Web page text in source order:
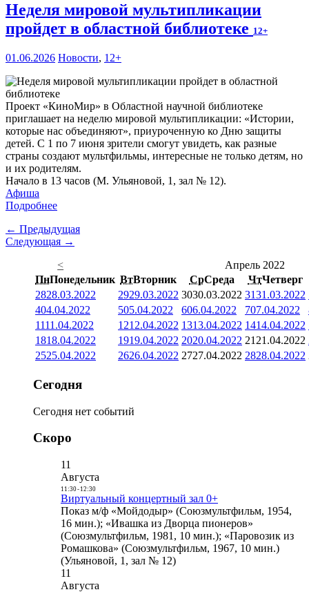
Неделя мировой мультипликации
пройдет в областной библиотеке 12+
01.06.2026 Новости, 12+
Проект «КиноМир» в Областной научной библиотеке
приглашает на неделю мировой мультипликации: «Истории,
которые нас объединяют», приуроченную ко Дню защиты
детей. С 1 по 7 июня зрители смогут увидеть, как разные
страны создают мультфильмы, интересные не только детям, но
и их родителям.
Начало в 13 часов (М. Ульяновой, 1, зал № 12).
Афиша
Подробнее
← Предыдущая
Следующая →
<
Апрель 2022
ПнПонедельник ВтВторник СрСреда ЧтЧетверг
2828.03.2022 2929.03.2022 3030.03.2022 3131.03.2022
404.04.2022 505.04.2022 606.04.2022 707.04.2022
1111.04.2022 1212.04.2022 1313.04.2022 1414.04.2022
1818.04.2022 1919.04.2022 2020.04.2022 21 21.04.2022
2525.04.2022 2626.04.2022 2727.04.2022 2828.04.2022
Сегодня
Сегодня нет событий
Скоро
11
Августа
11:30- 12:30
Виртуальный концертный зал 0+
Показ м/ф «Мойдодыр» (Союзмультфильм, 1954,
16 мин.); «Ивашка из Дворца пионеров»
(Союзмультфильм, 1981, 10 мин.); «Паровозик из
Ромашкова» (Союзмультфильм, 1967, 10 мин.)
(Ульяновой, 1, зал № 12)
11
Августа